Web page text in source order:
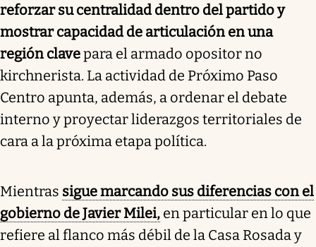
reforzar su centralidad dentro del partido y
mostrar capacidad de articulación en una
región clavepara el armado opositor no
kirchnerista. La actividad de Próximo Paso
Centro apunta, además, a ordenar el debate
interno y proyectar liderazgos territoriales de
cara a la próxima etapa política.
Mientras sigue marcando sus diferencias con el
gobierno de Javier Milei, en particular en lo que
refiere al flanco más débil de la Casa Rosada y